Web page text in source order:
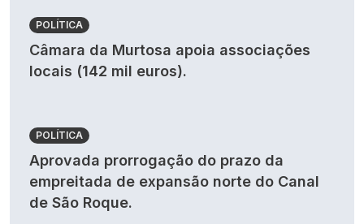
POLÍTICA
Câmara da Murtosa apoia associações
locais (142 mil euros).
POLÍTICA
Aprovada prorrogação do prazo da
empreitada de expansão norte do Canal
de São Roque.